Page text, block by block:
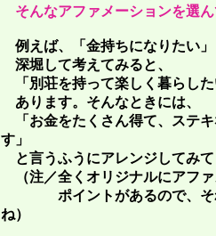
そんなアファメーションを選
例えば、「金持ちになりたい
深堀して考えてみると、
「別荘を持って楽しく暮らし
あります。そんなときには、
「お金をたくさん得て、ステ
す」
と言うふうにアレンジしてみ
（注／全くオリジナルにアフ
ポイントがあるので、それ
ね）